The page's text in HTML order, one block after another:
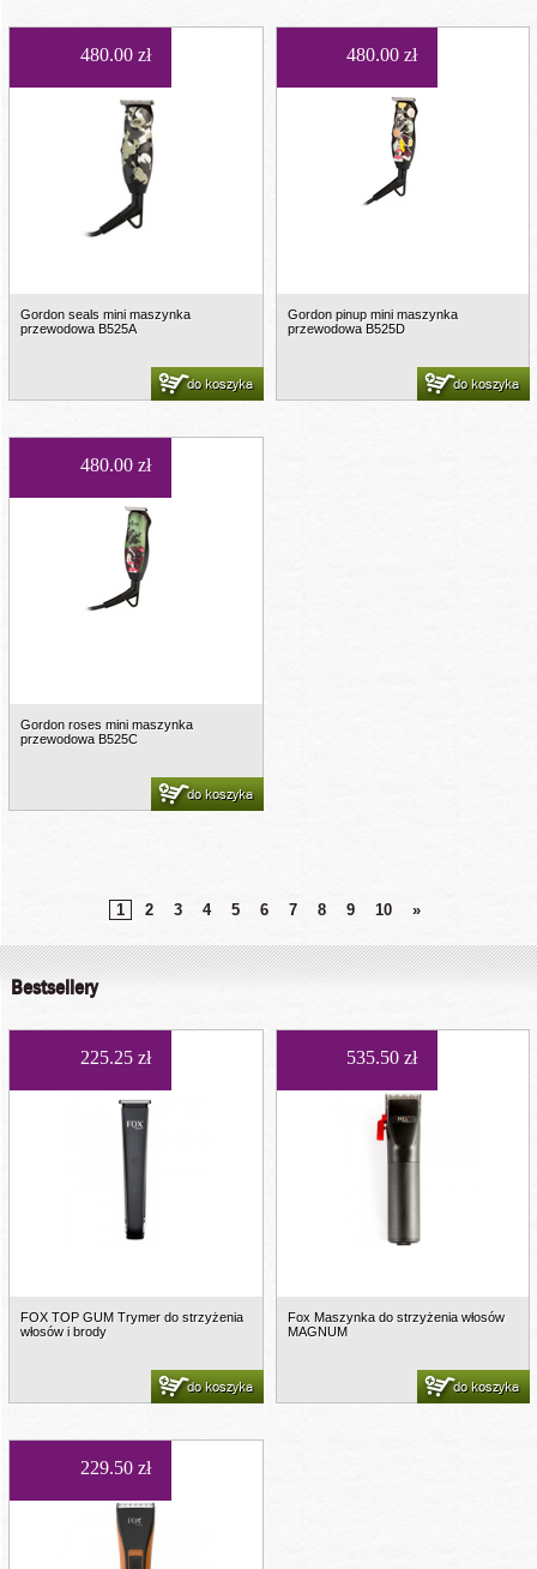
480.00 zł
Gordon seals mini maszynka
przewodowa B525A
do koszyka
480.00 zł
Gordon pinup mini maszynka
przewodowa B525D
do koszyka
480.00 zł
Gordon roses mini maszynka
przewodowa B525C
do koszyka
1 2 3 4 5 6 7 8 9 10 »
Bestsellery
225.25 zł
FOX TOP GUM Trymer do strzyżenia
włosów i brody
do koszyka
535.50 zł
Fox Maszynka do strzyżenia włosów
MAGNUM
do koszyka
229.50 zł